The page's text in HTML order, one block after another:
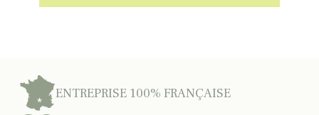
ENTREPRISE 100% FRANÇAISE